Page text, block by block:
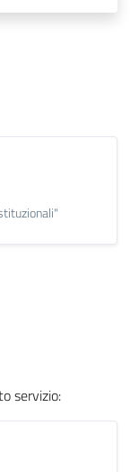
servizio: